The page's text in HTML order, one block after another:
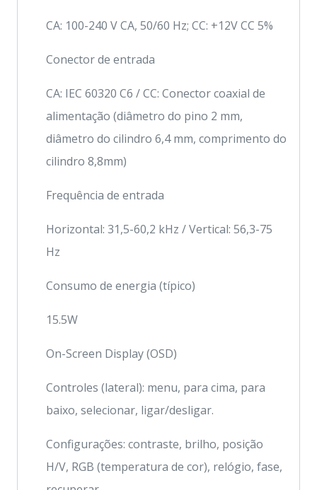
CA: 100-240 V CA, 50/60 Hz; CC: +12V CC 5%
Conector de entrada
CA: IEC 60320 C6 / CC: Conector coaxial de
alimentação (diâmetro do pino 2 mm,
diâmetro do cilindro 6,4 mm, comprimento do
cilindro 8,8mm)
Frequência de entrada
Horizontal: 31,5-60,2 kHz / Vertical: 56,3-75
Hz
Consumo de energia (típico)
15.5W
On-Screen Display (OSD)
Controles (lateral): menu, para cima, para
baixo, selecionar, ligar/desligar.
Configurações: contraste, brilho, posição
H/V, RGB (temperatura de cor), relógio, fase,